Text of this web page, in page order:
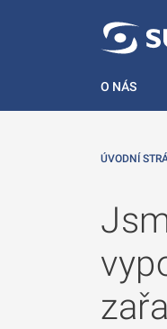
O NÁS
ÚVODNÍ